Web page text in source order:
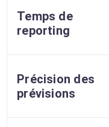
Temps de
reporting
Précision des
prévisions